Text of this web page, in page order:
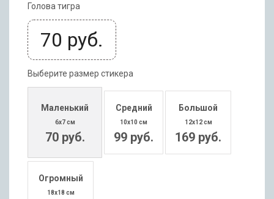
Голова тигра
70 руб.
Выберите размер стикера
Маленький
6x7 см
70 руб.
Средний
10x10 см
99 руб.
Большой
12x12 см
169 руб.
Огромный
18x18 см